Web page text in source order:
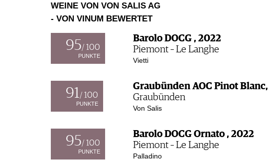
WEINE VON VON SALIS AG
- VON VINUM BEWERTET
95/ 100
PUNKTE
Barolo DOCG , 2022
Piemont – Le Langhe
Vietti
91 / 100
PUNKTE
Graubünden AOC Pinot
Graubünden
Von Salis
95/ 100
PUNKTE
Barolo DOCG Ornato , 2022
Piemont – Le Langhe
Palladino